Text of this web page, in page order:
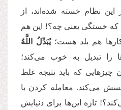
این نظام خسته شده‌اند، از
که خستگی یعنی چه؟! این هم
هم بلد هست؛يُبَدِّلُ اللَّهُ
را تبدیل به خوب می‌کند؛
چیزهایی که باید نتیجه غلط
می‌کند. معامله کردن با
تازه این‌ها برای دنیایش